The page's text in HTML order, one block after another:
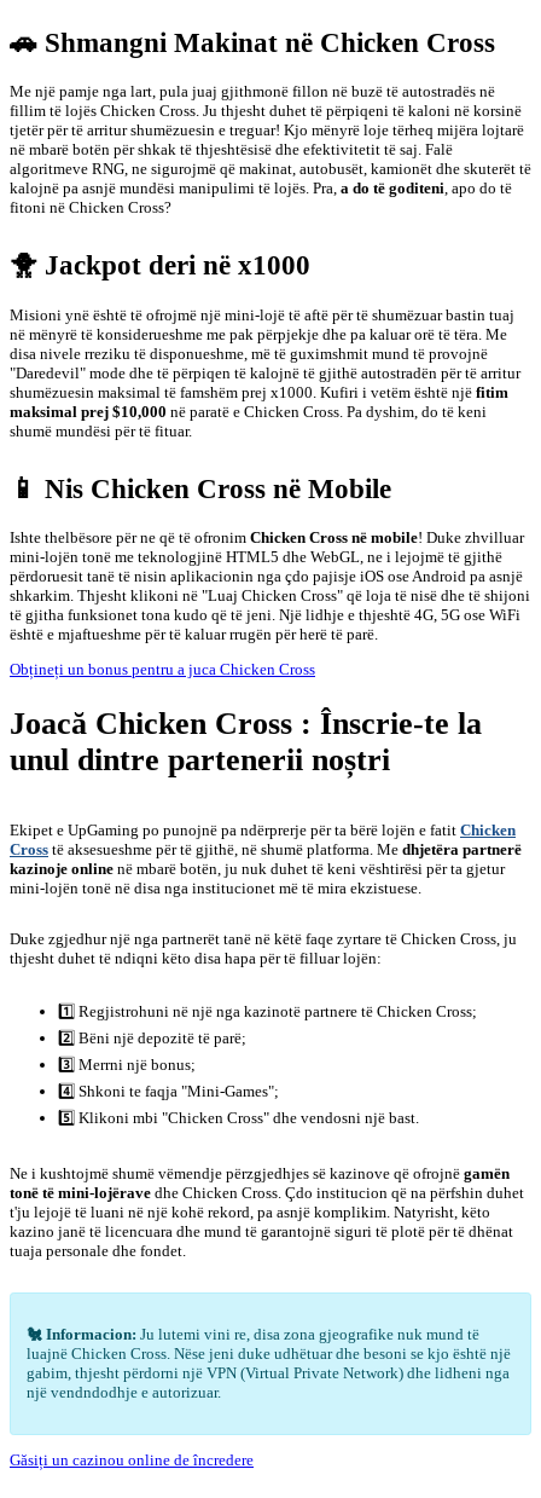
🚗 Shmangni Makinat në Chicken Cross
Me një pamje nga lart, pula juaj gjithmonë fillon në buzë të autostradës në
fillim të lojës Chicken Cross. Ju thjesht duhet të përpiqeni të kaloni në korsinë
tjetër për të arritur shumëzuesin e treguar! Kjo mënyrë loje tërheq mijëra lojtarë
në mbarë botën për shkak të thjeshtësisë dhe efektivitetit të saj. Falë
algoritmeve RNG, ne sigurojmë që makinat, autobusët, kamionët dhe skuterët të
kalojnë pa asnjë mundësi manipulimi të lojës. Pra, a do të goditeni, apo do të
fitoni në Chicken Cross?
🐥 Jackpot deri në x1000
Misioni ynë është të ofrojmë një mini-lojë të aftë për të shumëzuar bastin tuaj
në mënyrë të konsiderueshme me pak përpjekje dhe pa kaluar orë të tëra. Me
disa nivele rreziku të disponueshme, më të guximshmit mund të provojnë
"Daredevil" mode dhe të përpiqen të kalojnë të gjithë autostradën për të arritur
shumëzuesin maksimal të famshëm prej x1000. Kufiri i vetëm është një fitim
maksimal prej $10,000 në paratë e Chicken Cross. Pa dyshim, do të keni
shumë mundësi për të fituar.
📱 Nis Chicken Cross në Mobile
Ishte thelbësore për ne që të ofronim Chicken Cross në mobile! Duke zhvilluar
mini-lojën tonë me teknologjinë HTML5 dhe WebGL, ne i lejojmë të gjithë
përdoruesit tanë të nisin aplikacionin nga çdo pajisje iOS ose Android pa asnjë
shkarkim. Thjesht klikoni në "Luaj Chicken Cross" që loja të nisë dhe të shijoni
të gjitha funksionet tona kudo që të jeni. Një lidhje e thjeshtë 4G, 5G ose WiFi
është e mjaftueshme për të kaluar rrugën për herë të parë.
Obțineți un bonus pentru a juca Chicken Cross
Joacă Chicken Cross : Înscrie-te la
unul dintre partenerii noștri
Ekipet e UpGaming po punojnë pa ndërprerje për ta bërë lojën e fatit Chicken
Cross të aksesueshme për të gjithë, në shumë platforma. Me dhjetëra partnerë
kazinoje online në mbarë botën, ju nuk duhet të keni vështirësi për ta gjetur
mini-lojën tonë në disa nga institucionet më të mira ekzistuese.
Duke zgjedhur një nga partnerët tanë në këtë faqe zyrtare të Chicken Cross, ju
thjesht duhet të ndiqni këto disa hapa për të filluar lojën:
1️⃣ Regjistrohuni në një nga kazinotë partnere të Chicken Cross;
2️⃣ Bëni një depozitë të parë;
3️⃣ Merrni një bonus;
4️⃣ Shkoni te faqja "Mini-Games";
5️⃣ Klikoni mbi "Chicken Cross" dhe vendosni një bast.
Ne i kushtojmë shumë vëmendje përzgjedhjes së kazinove që ofrojnë gamën
tonë të mini-lojërave dhe Chicken Cross. Çdo institucion që na përfshin duhet
t'ju lejojë të luani në një kohë rekord, pa asnjë komplikim. Natyrisht, këto
kazino janë të licencuara dhe mund të garantojnë siguri të plotë për të dhënat
tuaja personale dhe fondet.
🐔 Informacion: Ju lutemi vini re, disa zona gjeografike nuk mund të
luajnë Chicken Cross. Nëse jeni duke udhëtuar dhe besoni se kjo është një
gabim, thjesht përdorni një VPN (Virtual Private Network) dhe lidheni nga
një vendndodhje e autorizuar.
Găsiți un cazinou online de încredere